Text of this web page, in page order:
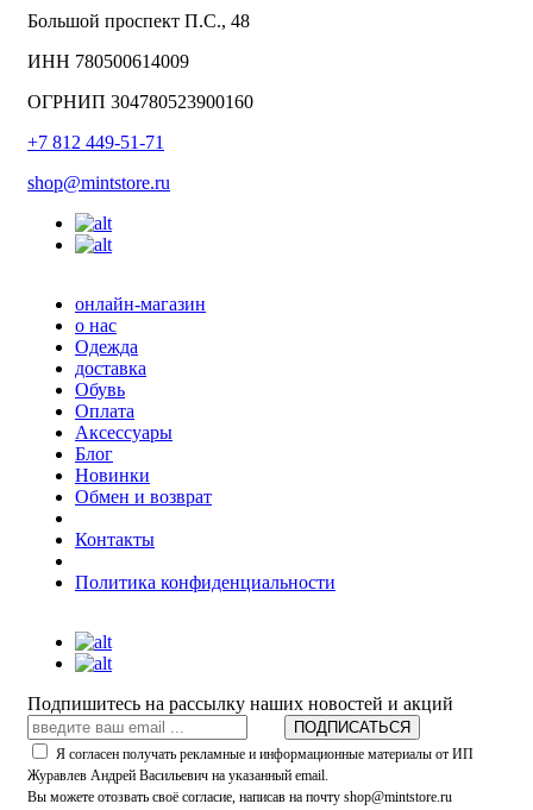
Большой проспект П.С., 48
ИНН 780500614009
ОГРНИП 304780523900160
+7 812 449-51-71
shop@mintstore.ru
онлайн-магазин
о нас
Одежда
доставка
Обувь
Оплата
Аксессуары
Блог
Новинки
Обмен и возврат
Контакты
Политика конфиденциальности
Подпишитесь на рассылку наших новостей и акций
ПОДПИСАТЬСЯ
Я согласен получать рекламные и информационные материалы от ИП
Журавлев Андрей Васильевич на указанный email.
Вы можете отозвать своё согласие, написав на почту shop@mintstore.ru